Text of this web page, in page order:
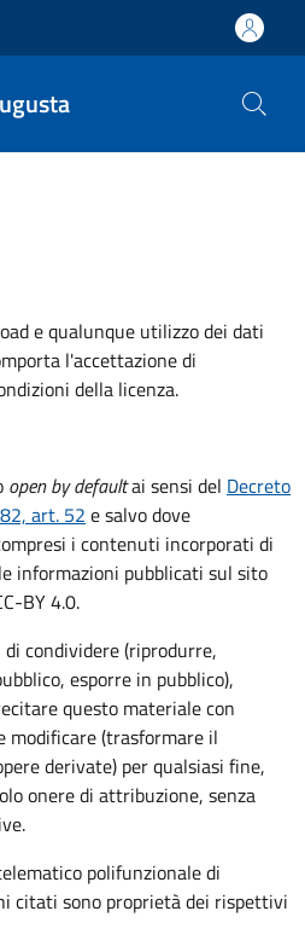
e qualunque utilizzo dei dati
l'accettazione di
della licenza.
open by defaultai sensi del Decreto
art. 52 e salvo dove
i contenuti incorporati di
informazioni pubblicati sul sito
BY 4.0.
condividere (riprodurre,
esporre in pubblico),
questo materiale con
modificare (trasformare il
derivate) per qualsiasi fine,
onere di attribuzione, senza
polifunzionaledi
citati sono proprietà dei rispettivi